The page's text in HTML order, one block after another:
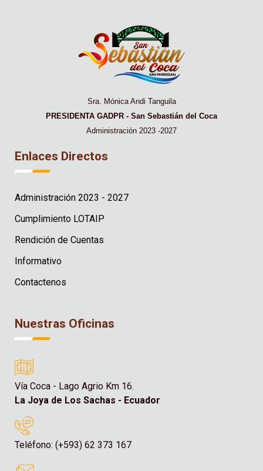
Sra. Mónica Andi Tanguila
PRESIDENTA GADPR - San Sebastián del Coca
Administración 2023 -2027
Enlaces Directos
Administración 2023 - 2027
Cumplimiento LOTAIP
Rendición de Cuentas
Informativo
Contactenos
Nuestras Oficinas
Vía Coca - Lago Agrio Km 16.
La Joya de Los Sachas - Ecuador
Teléfono: (+593) 62 373 167